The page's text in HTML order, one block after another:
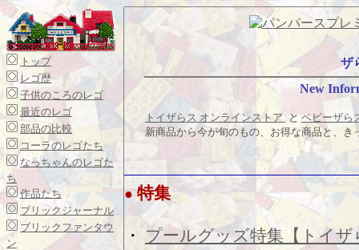
トップ
レゴ歴
子供のころのレゴ
最近のレゴ
部品の比較
コーラのレゴたち
なっちゃんのレゴた
ち
作品たち
ブリックジャーナル
ブリックファンタウ
ン
ザ
New
トイザらス オンラインストア とベビーザら
新商品から今が旬のもの、お得な商品と、
● 特集
・ プールグッズ特集【トイ